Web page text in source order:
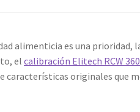
alimenticia es una
elcalibración Elitech RCW
características originales que